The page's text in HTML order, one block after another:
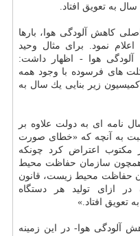
به تعویق افتاد.
كاهش آلودگی هوا، بارها
نمود. برای مثال وحید
هوا - اظهار داشت:
های فرسوده با وجود همه
زیر بنایی یك سال به
نامه ای به دولت علاوه بر
به آنچه كه «خطای صورت
مكتوب اعتراض كرد چونكه
همچون سازمان حفاظت محیط
حفاظت محیط زیست، قانون
ازای تولید هر دستگاه
تعویق افتاد.»
آلودگی هوا- در این زمینه